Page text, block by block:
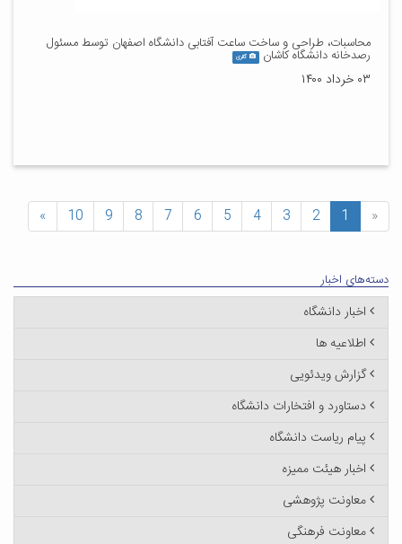
محاسبات، طراحی و ساخت ساعت آفتابی دانشگاه اصفهان توسط مسئول
رصدخانه دانشگاه کاشان گالری
۰۳ خرداد ۱۴۰۰
«
1
2
3
4
5
6
7
8
9
10
»
دسته‌های اخبار
اخبار دانشگاه
اطلاعیه ها
گزارش ویدئویی
دستاورد و افتخارات دانشگاه
پیام ریاست دانشگاه
اخبار هیئت ممیزه
معاونت پژوهشی
معاونت فرهنگی